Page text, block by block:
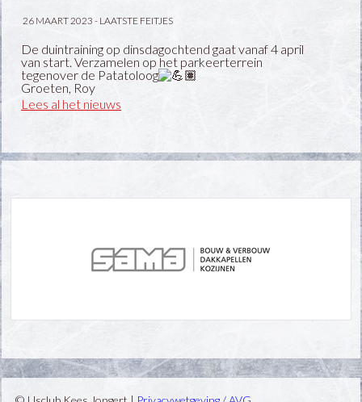
26 MAART 2023 - LAATSTE FEITJES
De duintraining op dinsdagochtend gaat vanaf 4 april
van start. Verzamelen op het parkeerterrein
tegenover de Patatoloog
Groeten, Roy
Lees al het nieuws